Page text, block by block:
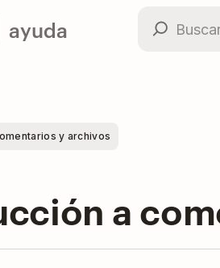
ayuda
y archivos
a